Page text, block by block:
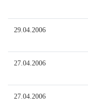
29.04.2006
27.04.2006
27.04.2006